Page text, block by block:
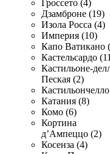
Гроссето (4)
Дзамброне (19)
Изола Росса (4)
Империя (10)
Капо Ватикано
Кастельсардо
Кастильоне-
Пеская (2)
Катания (8)
Комо (6)
Кортина
д’Ампеццо (2)
Косенза (4)